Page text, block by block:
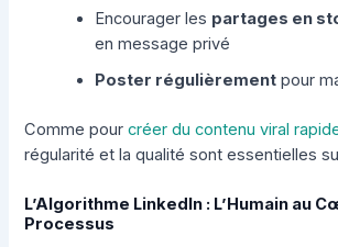
Encourager les partages en
en message privé
Poster régulièrement pour
Comme pourcréer du contenu viral
régularité et la qualité sont essentielles
L’Algorithme LinkedIn : L’Humain au
Processus